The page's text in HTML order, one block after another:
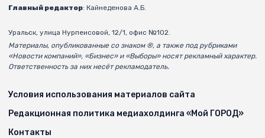
Главный редактор: Кайнеденова А.Б.
Уральск, улица Нурпеисовой, 12/1, офис №102.
Материалы, опубликованные со знаком ®, а также под рубриками
«Новости компаний», «Бизнес» и «Выборы» носят рекламный характер.
Ответственность за них несёт рекламодатель.
Условия использования материалов сайта
Редакционная политика медиахолдинга «Мой ГОРОД»
Контакты